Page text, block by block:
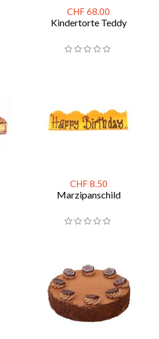
CHF 68.00
Kindertorte Teddy
CHF 8.50
Marzipanschild